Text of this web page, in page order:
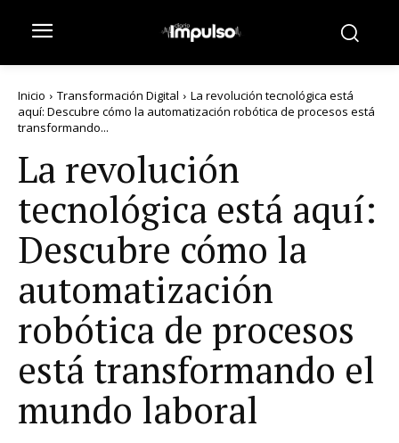
Inicio Transformación Digital
La revolución tecnológica está
aquí: Descubre cómo la automatización robótica de procesos está
transformando...
La revolución
tecnológica está aquí:
Descubre cómo la
automatización
robótica de procesos
está transformando el
mundo laboral